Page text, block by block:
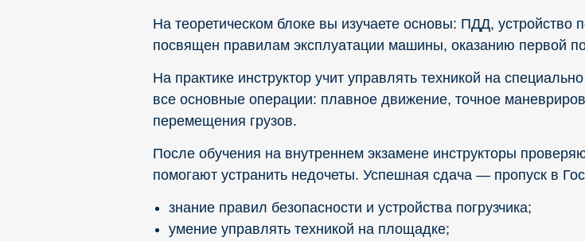
На теоретическом блоке вы изучаете основы: ПДД, устройство
посвящен правилам эксплуатации машины, оказанию первой
На практике инструктор учит управлять техникой на
все основные операции: плавное движение, точное
перемещения грузов.
После обучения на внутреннем экзамене инструкторы
помогают устранить недочеты. Успешная сдача — пропуск в
знание правил безопасности и устройства погрузчика;
умение управлять техникой на площадке;